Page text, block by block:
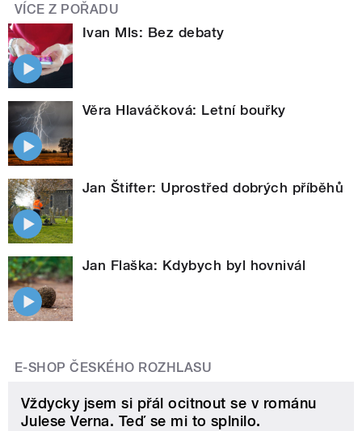
VÍCE Z POŘADU
Ivan Mls: Bez debaty
Věra Hlaváčková: Letní bouřky
Jan Štifter: Uprostřed dobrých příběhů
Jan Flaška: Kdybych byl hovnivál
E-SHOP ČESKÉHO ROZHLASU
Vždycky jsem si přál ocitnout se v románu
Julese Verna. Teď se mi to splnilo.